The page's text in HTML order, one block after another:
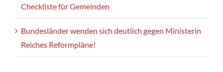
Checkliste für Gemeinden
Bundesländer wenden sich deutlich gegen Ministerin
Reiches Reformpläne!